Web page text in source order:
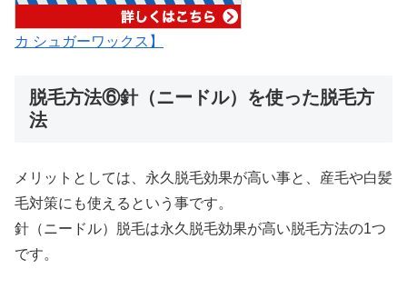
カ シュガーワックス】
脱毛方法⑥針（ニードル）を使った脱毛方
法
メリットとしては、永久脱毛効果が高い事と、産毛や白髪
毛対策にも使えるという事です。
針（ニードル）脱毛は永久脱毛効果が高い脱毛方法の1つ
です。